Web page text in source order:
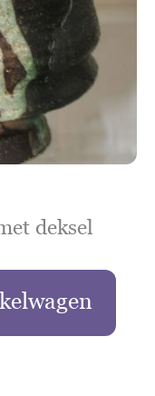
deksel